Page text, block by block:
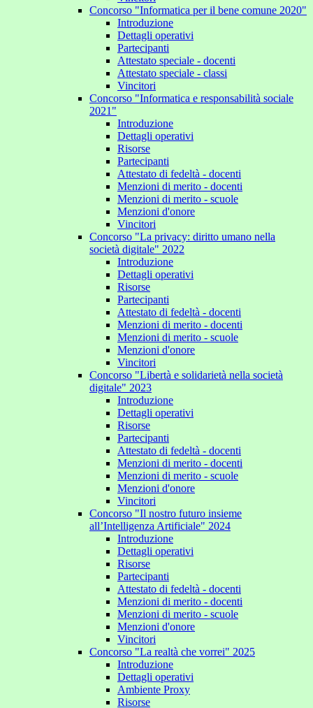
Concorso "Informatica per il bene comune 2020"
Introduzione
Dettagli operativi
Partecipanti
Attestato speciale - docenti
Attestato speciale - classi
Vincitori
Concorso "Informatica e responsabilità sociale
2021"
Introduzione
Dettagli operativi
Risorse
Partecipanti
Attestato di fedeltà - docenti
Menzioni di merito - docenti
Menzioni di merito - scuole
Menzioni d'onore
Vincitori
Concorso "La privacy: diritto umano nella
società digitale" 2022
Introduzione
Dettagli operativi
Risorse
Partecipanti
Attestato di fedeltà - docenti
Menzioni di merito - docenti
Menzioni di merito - scuole
Menzioni d'onore
Vincitori
Concorso "Libertà e solidarietà nella società
digitale" 2023
Introduzione
Dettagli operativi
Risorse
Partecipanti
Attestato di fedeltà - docenti
Menzioni di merito - docenti
Menzioni di merito - scuole
Menzioni d'onore
Vincitori
Concorso "Il nostro futuro insieme
all’Intelligenza Artificiale" 2024
Introduzione
Dettagli operativi
Risorse
Partecipanti
Attestato di fedeltà - docenti
Menzioni di merito - docenti
Menzioni di merito - scuole
Menzioni d'onore
Vincitori
Concorso "La realtà che vorrei" 2025
Introduzione
Dettagli operativi
Ambiente Proxy
Risorse